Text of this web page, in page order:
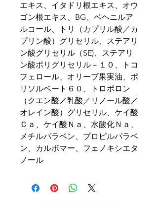
エキス、イタドリ根エキス、オウ
ゴン根エキス、BG、ベヘニルア
ルコール、トリ（カプリル酸／カ
プリン酸）グリセリル、ステアリ
ン酸グリセリル（SE)、ステアリ
ン酸ポリグリセリル－１０、トコ
フェロール、オリーブ果実油、ポ
リソルベート６０、トロポロン
（クエン酸／乳酸／リノール酸／
オレイン酸）グリセリル、ケイ酸
Ｃａ、ケイ酸Ｎａ、水酸化Ｎａ、
メチルパラベン、プロピルパラベ
ン、カルボマー、フェノキシエタ
ノール